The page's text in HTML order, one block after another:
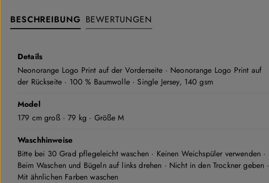
BESCHREIBUNG BEWERTUNGEN
Details
Neonorange Logo Print auf der Vorderseite · Neonorange Logo Print auf
der Rückseite · 100 % Baumwolle · Single Jersey, 140 gsm
Model
179 cm groß · 79 kg · Größe M
Waschhinweise
Bitte bei 30 Grad pflegeleicht waschen · Keinen Weichspüler verwenden ·
Beim Waschen und Bügeln auf links drehen · Nicht in den Trockner geben ·
Mit ähnlichen Farben waschen